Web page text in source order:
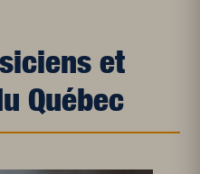
et
Québec